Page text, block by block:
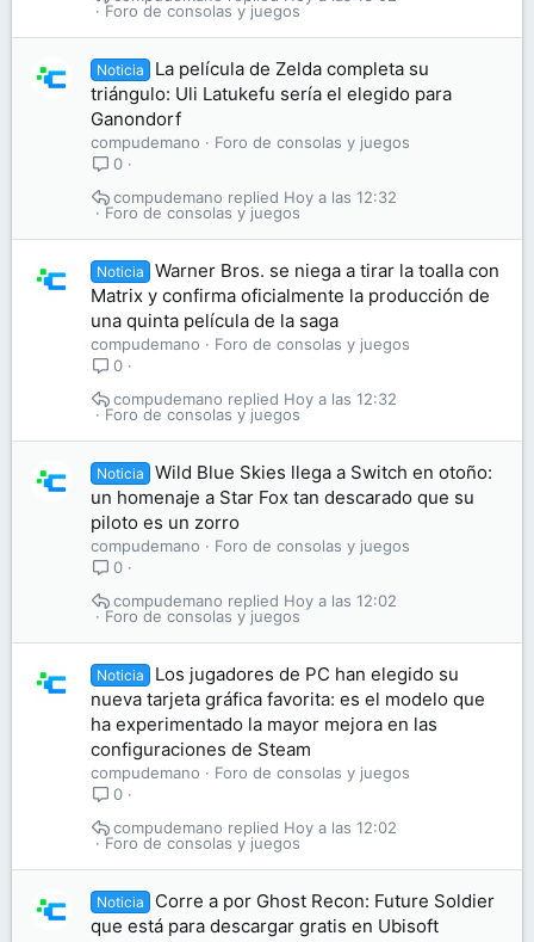
Foro de consolas y juegos
Noticia
La película de Zelda completa su
triángulo: Uli Latukefu sería el elegido para
Ganondorf
compudemano
Foro de consolas y juegos
0
Foro de consolas y juegos
Hoy a las 12:32
compudemano
Noticia
Warner Bros. se niega a tirar la toalla con
Matrix y confirma oficialmente la producción de
una quinta película de la saga
compudemano
Foro de consolas y juegos
0
Foro de consolas y juegos
Hoy a las 12:32
compudemano
Noticia
Wild Blue Skies llega a Switch en otoño:
un homenaje a Star Fox tan descarado que su
piloto es un zorro
compudemano
Foro de consolas y juegos
0
Foro de consolas y juegos
Hoy a las 12:02
compudemano
Noticia
Los jugadores de PC han elegido su
nueva tarjeta gráfica favorita: es el modelo que
ha experimentado la mayor mejora en las
configuraciones de Steam
compudemano
Foro de consolas y juegos
0
Foro de consolas y juegos
Hoy a las 12:02
compudemano
Noticia
Corre a por Ghost Recon: Future Soldier
que está para descargar gratis en Ubisoft